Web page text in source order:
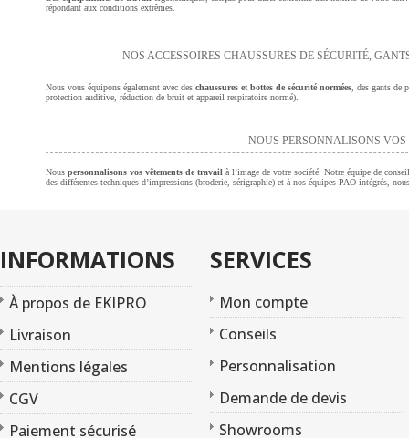
répondant aux conditions extrêmes.
NOS ACCESSOIRES CHAUSSURES DE SÉCURITÉ,
Nous vous équipons également avec des chaussures et bottes de sécurité normées, des gants de
protection auditive, réduction de bruit et appareil respiratoire normé).
NOUS PERSONNALISONS
Nous personnalisons vos vêtements de travailà l’image de votre société. Notre équipe de
des différentes techniques d’impressions (broderie, sérigraphie) et à nos équipes PAO intégrés,
INFORMATIONS
À propos de EKIPRO
Livraison
Mentions légales
CGV
Paiement sécurisé
SERVICES
Mon compte
Conseils
Personnalisation
Demande de devis
Showrooms